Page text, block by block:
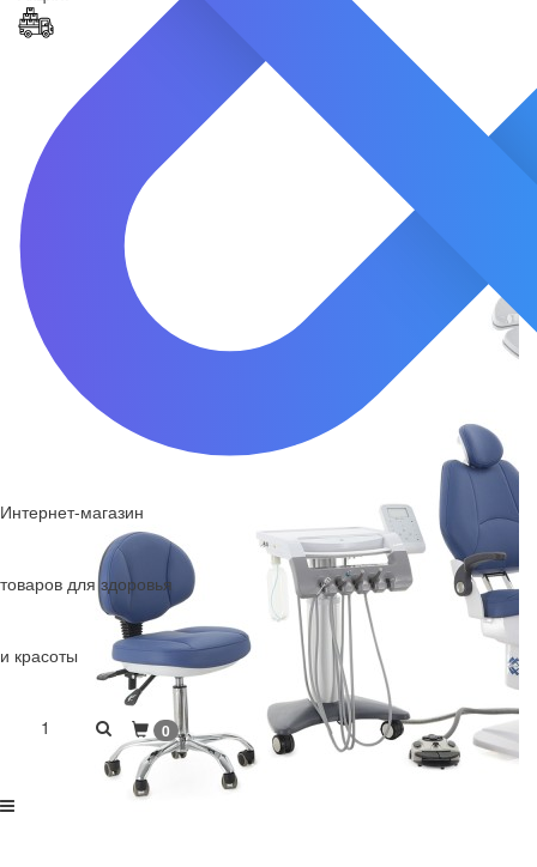
Интернет-магазин
товаров для здоровья
и красоты
1 0